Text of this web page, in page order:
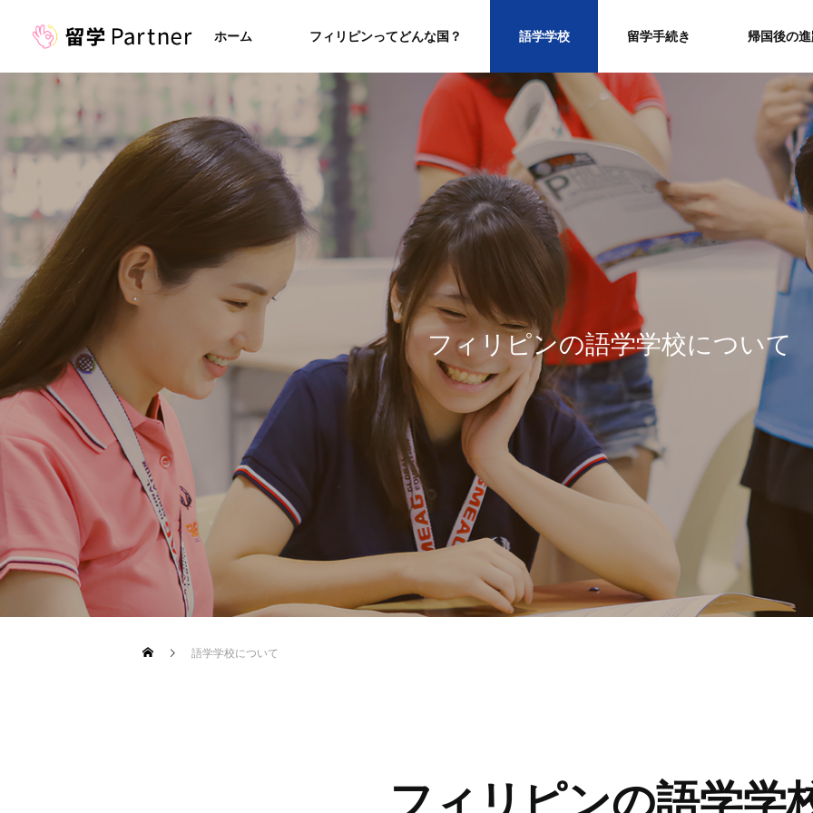
ホーム フィリピンってどんな国？ 語学学校 留学手続き 帰国後の
フィリピンの語学学校について
語学学校について
フィリピンの語学学